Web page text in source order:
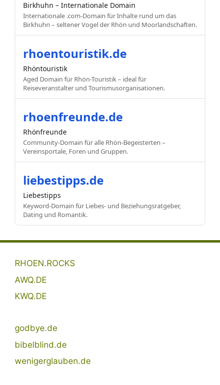
Birkhuhn – Internationale Domain
Internationale .com-Domain für Inhalte rund um das
Birkhuhn – seltener Vogel der Rhön und Moorlandschaften.
rhoentouristik.de
Rhöntouristik
Aged Domain für Rhön-Touristik – ideal für
Reiseveranstalter und Tourismusorganisationen.
rhoenfreunde.de
Rhönfreunde
Community-Domain für alle Rhön-Begeisterten –
Vereinsportale, Foren und Gruppen.
liebestipps.de
Liebestipps
Keyword-Domain für Liebes- und Beziehungsratgeber,
Dating und Romantik.
RHOEN.ROCKS
AWQ.DE
KWQ.DE
godbye.de
bibelblind.de
wenigerglauben.de